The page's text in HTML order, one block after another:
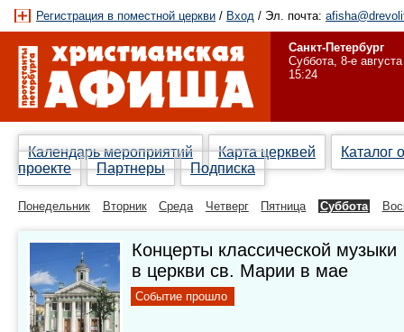
Регистрация в поместной церкви / Вход / Эл. почта:
Санкт-Петербург
Суббота, 8-е августа
15:24
Календарь мероприятий Карта церквей
Каталог
проекте
Партнеры Подписка
Понедельник Вторник Среда Четверг Пятница Суббота
Концерты классической музыки
в церкви св. Марии в мае
Событие прошло